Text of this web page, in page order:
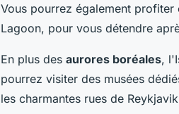
Vous pourrez également profiter
Lagoon, pour vous détendre
En plus des aurores boréales,
pourrez visiter des musées
les charmantes rues de